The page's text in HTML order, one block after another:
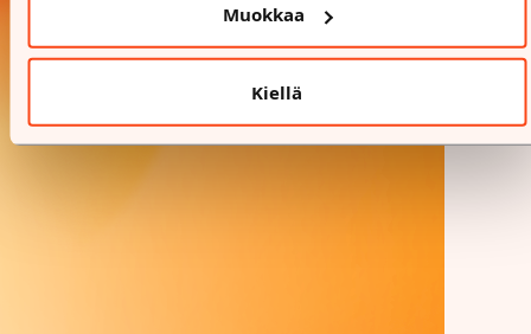
Muokkaa
Kiellä